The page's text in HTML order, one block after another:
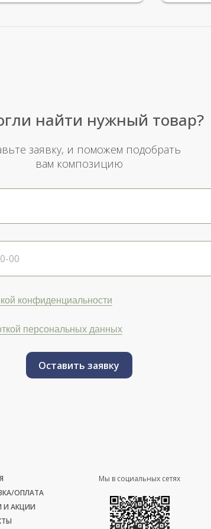
конфиденциальности
персональных данных
Оставить заявку
найти нужный товар?
заявку, и поможем подобрать
вам композицию
ОПЛАТА
И АКЦИИ
Мы в социальных сетях